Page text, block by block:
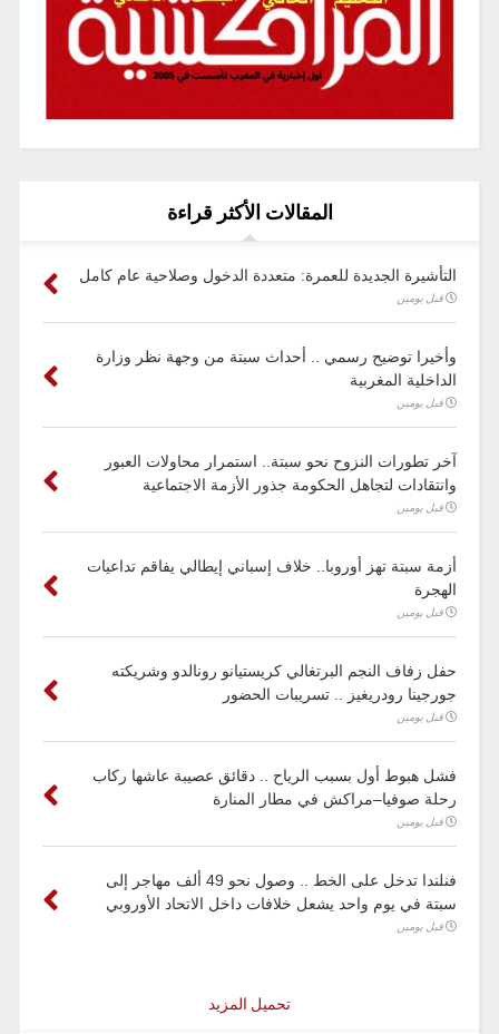
المقالات الأكثر قراءة
التأشيرة الجديدة للعمرة: متعددة الدخول وصلاحية عام كامل
قبل يومين
وأخيرا توضيح رسمي .. أحداث سبتة من وجهة نظر وزارة
الداخلية المغربية
قبل يومين
آخر تطورات النزوح نحو سبتة.. استمرار محاولات العبور
وانتقادات لتجاهل الحكومة جذور الأزمة الاجتماعية
قبل يومين
أزمة سبتة تهز أوروبا.. خلاف إسباني إيطالي يفاقم تداعيات
الهجرة
قبل يومين
حفل زفاف النجم البرتغالي كريستيانو رونالدو وشريكته
جورجينا رودريغيز .. تسريبات الحضور
قبل يومين
فشل هبوط أول بسبب الرياح .. دقائق عصيبة عاشها ركاب
رحلة صوفيا–مراكش في مطار المنارة
قبل يومين
فنلندا تدخل على الخط .. وصول نحو 49 ألف مهاجر إلى
سبتة في يوم واحد يشعل خلافات داخل الاتحاد الأوروبي
قبل يومين
تحميل المزيد